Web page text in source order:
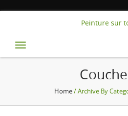
Peinture sur
Toggle
navigation
Home/ Archive By